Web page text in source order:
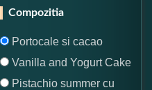
Compozitia
Portocale si cacao
Vanilla and Yogurt Cake
Pistachio summer cu